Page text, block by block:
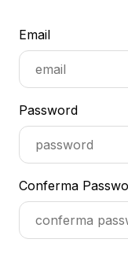
Email
Password
Conferma